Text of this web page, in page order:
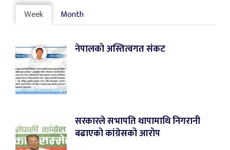
Week Month
नेपालको अस्तित्वगत संकट
सरकारले सभापति थापामाथि निगरानी
बढाएको कांग्रेसको आरोप